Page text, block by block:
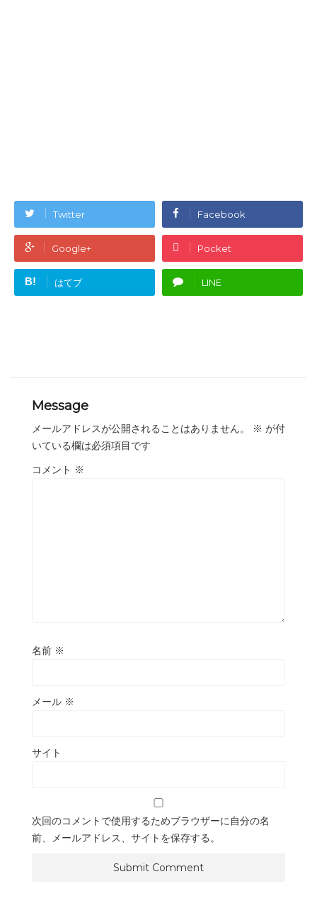
Twitter Facebook
Google+ Pocket
B! はてブ LINE
Message
メールアドレスが公開されることはありません。 ※ が付
いている欄は必須項目です
コメント ※
名前 ※
メール ※
サイト
次回のコメントで使用するためブラウザーに自分の名
前、メールアドレス、サイトを保存する。